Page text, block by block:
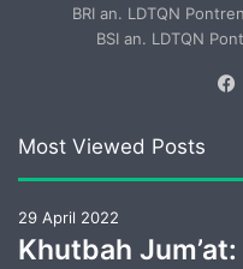
BRI an. LDTQN
BSI an. LDTQN
Most Viewed Posts
29 April 2022
Khutbah